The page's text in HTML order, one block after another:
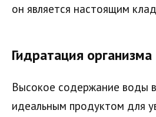
он является настоящим
Гидратация организма
Высокое содержание воды
идеальным продуктом для